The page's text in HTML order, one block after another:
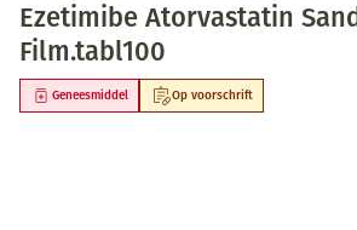
Ezetimibe Atorvastatin
Film.tabl100
Op voorschrift
Geneesmiddel